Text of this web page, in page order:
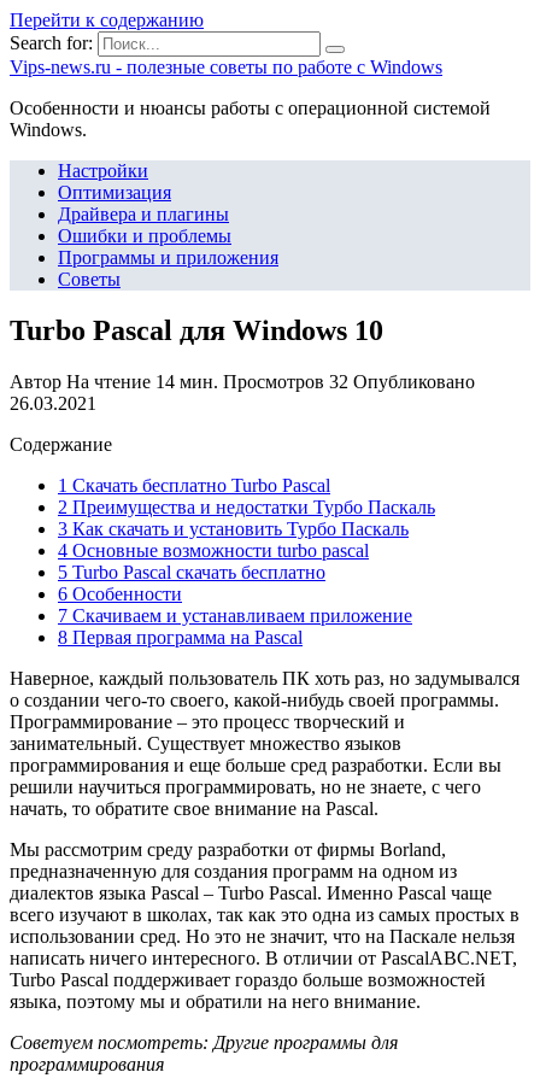
Перейти к содержанию
Search for:
Vips-news.ru - полезные советы по работе с Windows
Особенности и нюансы работы с операционной системой
Windows.
Настройки
Оптимизация
Драйвера и плагины
Ошибки и проблемы
Программы и приложения
Советы
Turbo Pascal для Windows 10
Автор На чтение 14 мин. Просмотров 32 Опубликовано
26.03.2021
Содержание
1 Скачать бесплатно Turbo Pascal
2 Преимущества и недостатки Турбо Паскаль
3 Как скачать и установить Турбо Паскаль
4 Основные возможности turbo pascal
5 Turbo Pascal скачать бесплатно
6 Особенности
7 Скачиваем и устанавливаем приложение
8 Первая программа на Pascal
Наверное, каждый пользователь ПК хоть раз, но задумывался
о создании чего-то своего, какой-нибудь своей программы.
Программирование – это процесс творческий и
занимательный. Существует множество языков
программирования и еще больше сред разработки. Если вы
решили научиться программировать, но не знаете, с чего
начать, то обратите свое внимание на Pascal.
Мы рассмотрим среду разработки от фирмы Borland,
предназначенную для создания программ на одном из
диалектов языка Pascal – Turbo Pascal. Именно Pascal чаще
всего изучают в школах, так как это одна из самых простых в
использовании сред. Но это не значит, что на Паскале нельзя
написать ничего интересного. В отличии от PascalABC.NET,
Turbo Pascal поддерживает гораздо больше возможностей
языка, поэтому мы и обратили на него внимание.
Советуем посмотреть: Другие программы для
программирования